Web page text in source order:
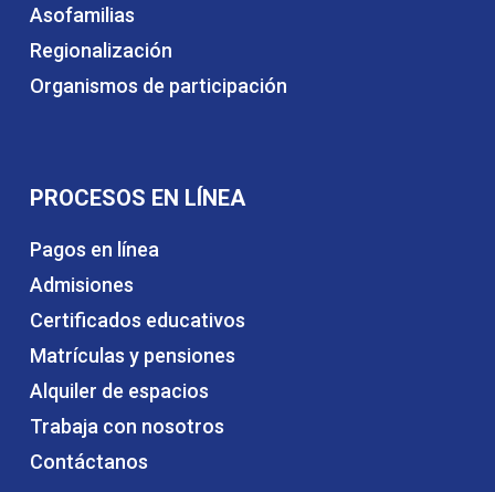
Asofamilias
Regionalización
Organismos de participación
PROCESOS EN LÍNEA
Pagos en línea
Admisiones
Certificados educativos
Matrículas y pensiones
Alquiler de espacios
Trabaja con nosotros
Contáctanos